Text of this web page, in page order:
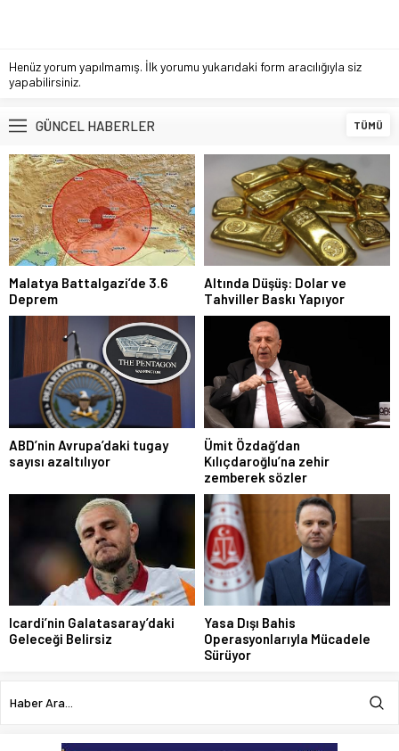
Henüz yorum yapılmamış. İlk yorumu yukarıdaki form aracılığıyla siz
yapabilirsiniz.
GÜNCEL HABERLER TÜMÜ
Malatya Battalgazi’de 3.6
Deprem
Altında Düşüş: Dolar ve
Tahviller Baskı Yapıyor
ABD’nin Avrupa’daki tugay
sayısı azaltılıyor
Ümit Özdağ’dan
Kılıçdaroğlu’na zehir
zemberek sözler
Icardi’nin Galatasaray’daki
Geleceği Belirsiz
Yasa Dışı Bahis
Operasyonlarıyla Mücadele
Sürüyor